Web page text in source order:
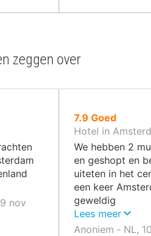
zeggen over
nov
7.9 uit
10
Goed
Hotel in
We hebben 2
en geshopt en
uiteten in het
een keer
geweldig
Lees meer
Anoniem ‐ NL,